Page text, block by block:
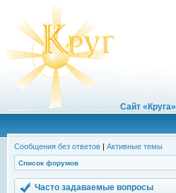
Сайт «Круга»
Сообщения без ответов | Активные темы
Список форумов
Часто задаваемые вопросы